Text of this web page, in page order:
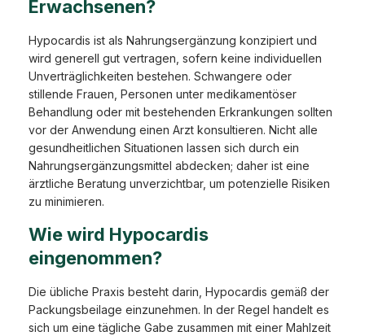
Erwachsenen?
Hypocardis ist als Nahrungsergänzung konzipiert und
wird generell gut vertragen, sofern keine individuellen
Unverträglichkeiten bestehen. Schwangere oder
stillende Frauen, Personen unter medikamentöser
Behandlung oder mit bestehenden Erkrankungen sollten
vor der Anwendung einen Arzt konsultieren. Nicht alle
gesundheitlichen Situationen lassen sich durch ein
Nahrungsergänzungsmittel abdecken; daher ist eine
ärztliche Beratung unverzichtbar, um potenzielle Risiken
zu minimieren.
Wie wird Hypocardis
eingenommen?
Die übliche Praxis besteht darin, Hypocardis gemäß der
Packungsbeilage einzunehmen. In der Regel handelt es
sich um eine tägliche Gabe zusammen mit einer Mahlzeit